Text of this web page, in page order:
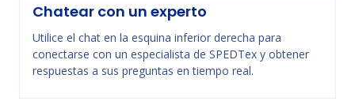
Chatear con un experto
Utilice el chat en la esquina inferior derecha para
conectarse con un especialista de SPEDTex y obtener
respuestas a sus preguntas en tiempo real.